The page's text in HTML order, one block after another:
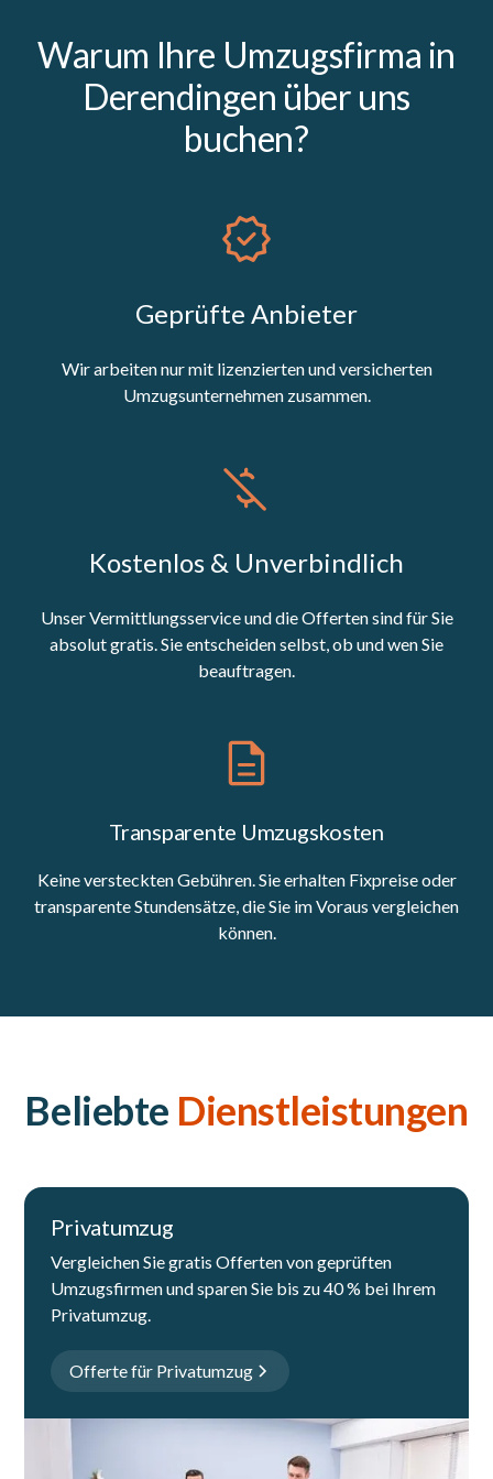
Warum Ihre Umzugsfirma in
Derendingen über uns
buchen?
Geprüfte Anbieter
Wir arbeiten nur mit lizenzierten und versicherten
Umzugsunternehmen zusammen.
Kostenlos & Unverbindlich
Unser Vermittlungsservice und die Offerten sind für Sie
absolut gratis. Sie entscheiden selbst, ob und wen Sie
beauftragen.
Transparente Umzugskosten
Keine versteckten Gebühren. Sie erhalten Fixpreise oder
transparente Stundensätze, die Sie im Voraus vergleichen
können.
Beliebte Dienstleistungen
Privatumzug
Vergleichen Sie gratis Offerten von geprüften
Umzugsfirmen und sparen Sie bis zu 40 % bei Ihrem
Privatumzug.
Offerte für Privatumzug